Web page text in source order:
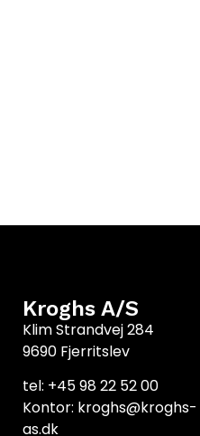
Kroghs A/S
Klim Strandvej 284
9690 Fjerritslev
tel: +45 98 22 52 00
Kontor: kroghs@kroghs-
as.dk